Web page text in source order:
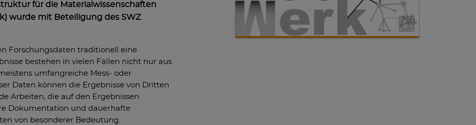
für die Materialwissenschaften
wurde mit Beteiligung des SWZ
Forschungsdaten traditionell eine
bestehen in vielen Fällen nicht nur aus
umfangreiche Mess- oder
Daten können die Ergebnisse von Dritten
Arbeiten, die auf den Ergebnissen
Dokumentation und dauerhafte
von besonderer Bedeutung.